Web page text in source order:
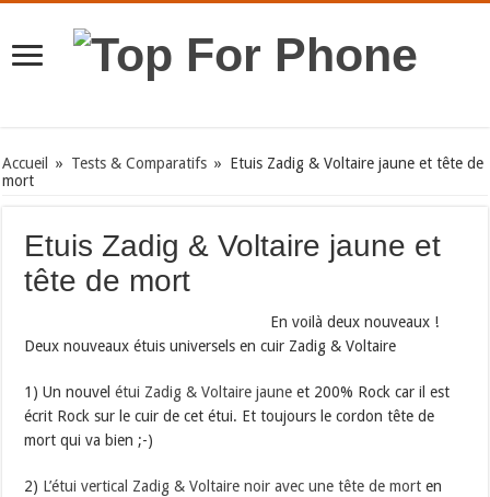
Accueil » Tests & Comparatifs » Etuis Zadig & Voltaire jaune et tête de
mort
Etuis Zadig & Voltaire jaune et
tête de mort
En voilà deux nouveaux !
Deux nouveaux étuis universels en cuir Zadig & Voltaire
1) Un nouvelétui Zadig & Voltaire jaune et 200% Rock car il est
écrit Rock sur le cuir de cet étui. Et toujours le cordon tête de
mort qui va bien ;-)
2) L’étui vertical Zadig & Voltaire noir avec une tête de mort en